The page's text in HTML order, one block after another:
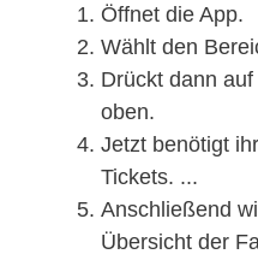
Öffnet die App.
Wählt den
Drückt dann
oben.
Jetzt benötigt
Tickets. ...
Anschließend
Übersicht der